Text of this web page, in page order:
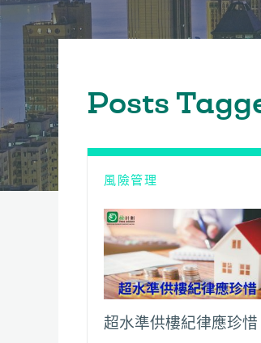
Posts
風險管理
超水準供樓紀律應珍惜